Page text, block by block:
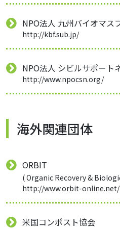
NPO法人 九州バイオマス
http://kbf.sub.jp/
NPO法人 シビルサポート
http://www.npocsn.org/
海外関連団体
ORBIT
( Organic Recovery &
http://www.orbit-online.net/
米国コンポスト協会